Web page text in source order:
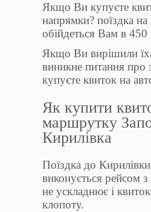
Якщо Ви купуєте
напрямки? поїздка на
обійдеться Вам в 450
Якщо Ви вирішили
виникне питання про
купуєте квиток на
Як купити
маршрутку
Кирилівка
Поїздка до
виконується рейсом
не ускладнює і
клопоту.